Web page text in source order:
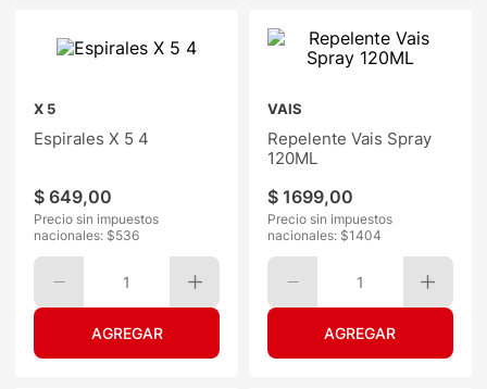
X 5
Espirales X 5 4
$ 649,00
Precio sin impuestos
nacionales: $536
1
VAIS
Repelente Vais Spray
120ML
$ 1699,00
Precio sin impuestos
nacionales: $1404
1